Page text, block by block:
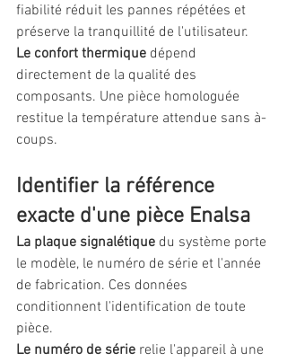
fiabilité réduit les pannes répétées et
préserve la tranquillité de l'utilisateur.
Le confort thermique dépend
directement de la qualité des
composants. Une pièce homologuée
restitue la température attendue sans à-
coups.
Identifier la référence
exacte d'une pièce Enalsa
La plaque signalétique du système porte
le modèle, le numéro de série et l'année
de fabrication. Ces données
conditionnent l'identification de toute
pièce.
Le numéro de série relie l'appareil à une